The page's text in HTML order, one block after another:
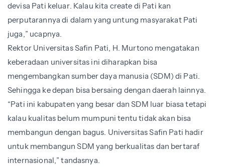
devisa Pati keluar. Kalau kita create di Pati kan
perputarannya di dalam yang untung masyarakat Pati
juga,” ucapnya.
Rektor Universitas Safin Pati, H. Murtono mengatakan
keberadaan universitas ini diharapkan bisa
mengembangkan sumber daya manusia (SDM) di Pati.
Sehingga ke depan bisa bersaing dengan daerah lainnya.
“Pati ini kabupaten yang besar dan SDM luar biasa tetapi
kalau kualitas belum mumpuni tentu tidak akan bisa
membangun dengan bagus. Universitas Safin Pati hadir
untuk membangun SDM yang berkualitas dan bertaraf
internasional,” tandasnya.